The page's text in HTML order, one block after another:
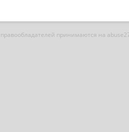
принимаются на